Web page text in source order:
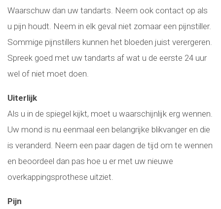
Waarschuw dan uw tandarts. Neem ook contact op als
u pijn houdt. Neem in elk geval niet zomaar een pijnstiller.
Sommige pijnstillers kunnen het bloeden juist verergeren.
Spreek goed met uw tandarts af wat u de eerste 24 uur
wel of niet moet doen.
Uiterlijk
Als u in de spiegel kijkt, moet u waarschijnlijk erg wennen.
Uw mond is nu eenmaal een belangrijke blikvanger en die
is veranderd. Neem een paar dagen de tijd om te wennen
en beoordeel dan pas hoe u er met uw nieuwe
overkappingsprothese uitziet.
Pijn